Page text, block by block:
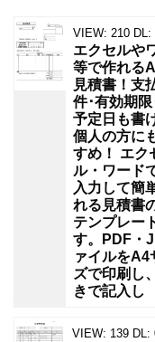
VIEW: 210 DL:
エクセルや
等で作れる
見積書！支
件･有効期
予定日も書
個人の方に
すめ！ エク
ル・ワード
入力して簡
れる見積書
テンプレー
す。PDF・
ァイルをA4
ズで印刷し
きで記入し
VIEW: 139 DL: